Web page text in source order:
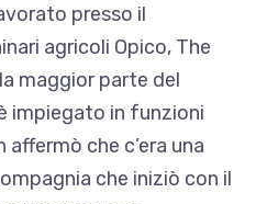
presso il
agricoli Opico, The
maggior parte del
impiegato in funzioni
che c’era una
che iniziò con il